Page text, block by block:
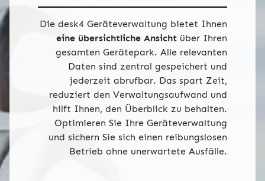
Die desk4 Geräteverwaltung bietet Ihnen
eine übersichtliche Ansicht über Ihren
gesamten Gerätepark. Alle relevanten
Daten sind zentral gespeichert und
jederzeit abrufbar. Das spart Zeit,
reduziert den Verwaltungsaufwand und
hilft Ihnen, den Überblick zu behalten.
Optimieren Sie Ihre Geräteverwaltung
und sichern Sie sich einen reibungslosen
Betrieb ohne unerwartete Ausfälle.